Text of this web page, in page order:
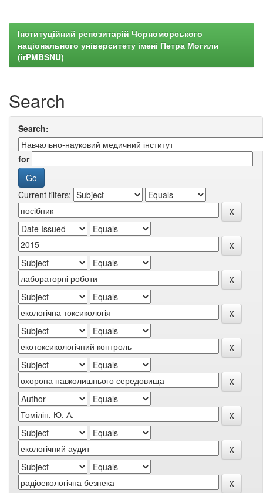
Інституційний репозитарій Чорноморського
національного університету імені Петра Могили
(irPMBSNU)
Search
Search:
for
Current filters: